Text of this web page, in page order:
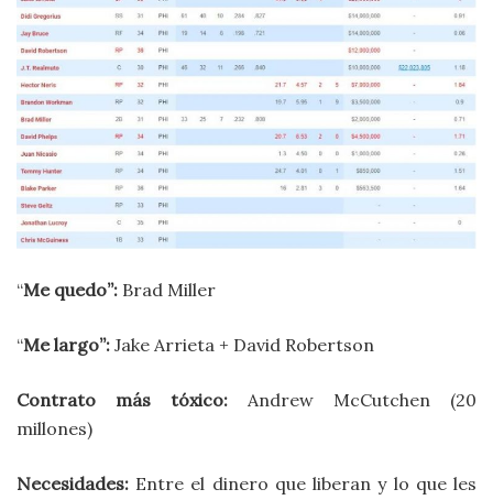
“Me quedo”: Brad Miller
“Me largo”: Jake Arrieta + David Robertson
Contrato más tóxico: Andrew McCutchen (20
millones)
Necesidades: Entre el dinero que liberan y lo que les